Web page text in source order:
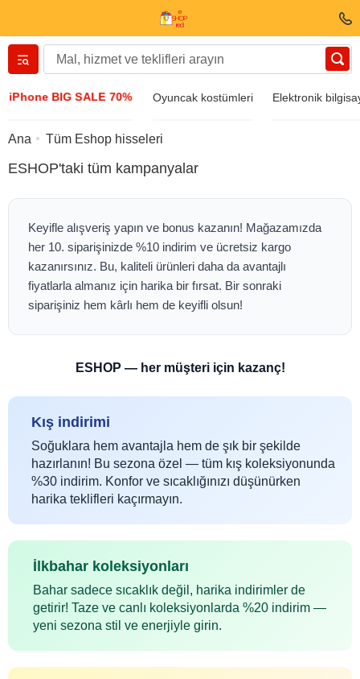
iPhone BIG SALE 70% Oyuncak kostümleri Elektronik
Вернуться назад
Aksesuarlar
Mücevher
Kol saati
Ana Tüm Eshop hisseleri
ESHOP'taki tüm kampanyalar
Keyifle alışveriş yapın ve bonus kazanın! Mağazamızda
her 10. siparişinizde %10 indirim ve ücretsiz kargo
kazanırsınız. Bu, kaliteli ürünleri daha da avantajlı
fiyatlarla almanız için harika bir fırsat. Bir sonraki
siparişiniz hem kârlı hem de keyifli olsun!
ESHOP — her müşteri için kazanç!
Kış indirimi
Soğuklara hem avantajla hem de şık bir şekilde
hazırlanın! Bu sezona özel — tüm kış koleksiyonunda
%30 indirim. Konfor ve sıcaklığınızı düşünürken
harika teklifleri kaçırmayın.
İlkbahar koleksiyonları
Bahar sadece sıcaklık değil, harika indirimler de
getirir! Taze ve canlı koleksiyonlarda %20 indirim —
yeni sezona stil ve enerjiyle girin.